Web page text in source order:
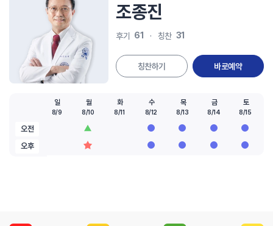
조종진
후기 61 칭찬 31
칭찬하기 바로예약
오전
오후
일
8/9
월
8/10
화
8/11
수
8/12
목
8/13
금
8/14
토
8/15